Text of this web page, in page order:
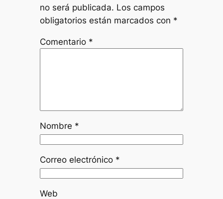
no será publicada. Los campos
obligatorios están marcados con *
Comentario *
Nombre *
Correo electrónico *
Web